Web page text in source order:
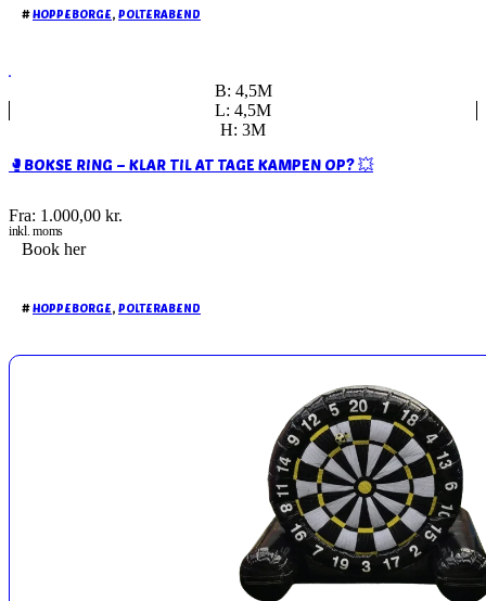
#HOPPEBORGE, POLTERABEND
B: 4,5M
L: 4,5M
H: 3M
🥊BOKSE RING – KLAR TIL AT TAGE KAMPEN OP? 💥
Fra: 1.000,00 kr.
inkl. moms
Book her
#HOPPEBORGE POLTERABEND